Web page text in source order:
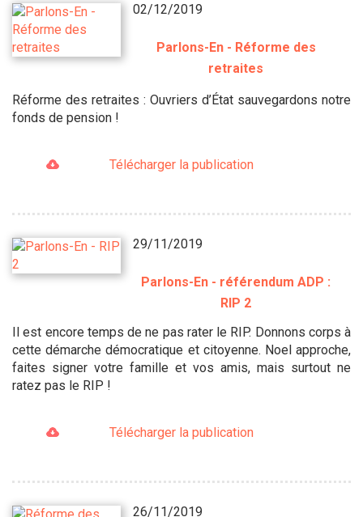
02/12/2019
Parlons-En - Réforme des
retraites
Réforme des retraites : Ouvriers d’État sauvegardons notre
fonds de pension !
Télécharger la publication
29/11/2019
Parlons-En - référendum ADP :
RIP 2
Il est encore temps de ne pas rater le RIP. Donnons corps à
cette démarche démocratique et citoyenne. Noel approche,
faites signer votre famille et vos amis, mais surtout ne
ratez pas le RIP !
Télécharger la publication
26/11/2019